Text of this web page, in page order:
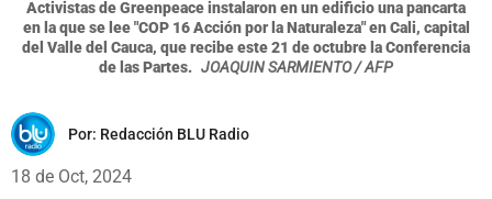
Activistas de Greenpeace instalaron en un edificio una pancarta
en la que se lee "COP 16 Acción por la Naturaleza" en Cali, capital
del Valle del Cauca, que recibe este 21 de octubre la Conferencia
de las Partes. JOAQUIN SARMIENTO / AFP
Por: Redacción BLU Radio
18 de Oct, 2024